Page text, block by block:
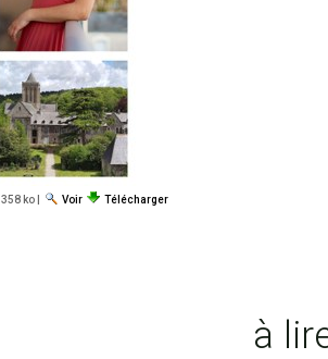
358 ko| Voir Télécharger
à